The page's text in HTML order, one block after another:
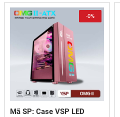
-0%
Mã SP: Case VSP LED